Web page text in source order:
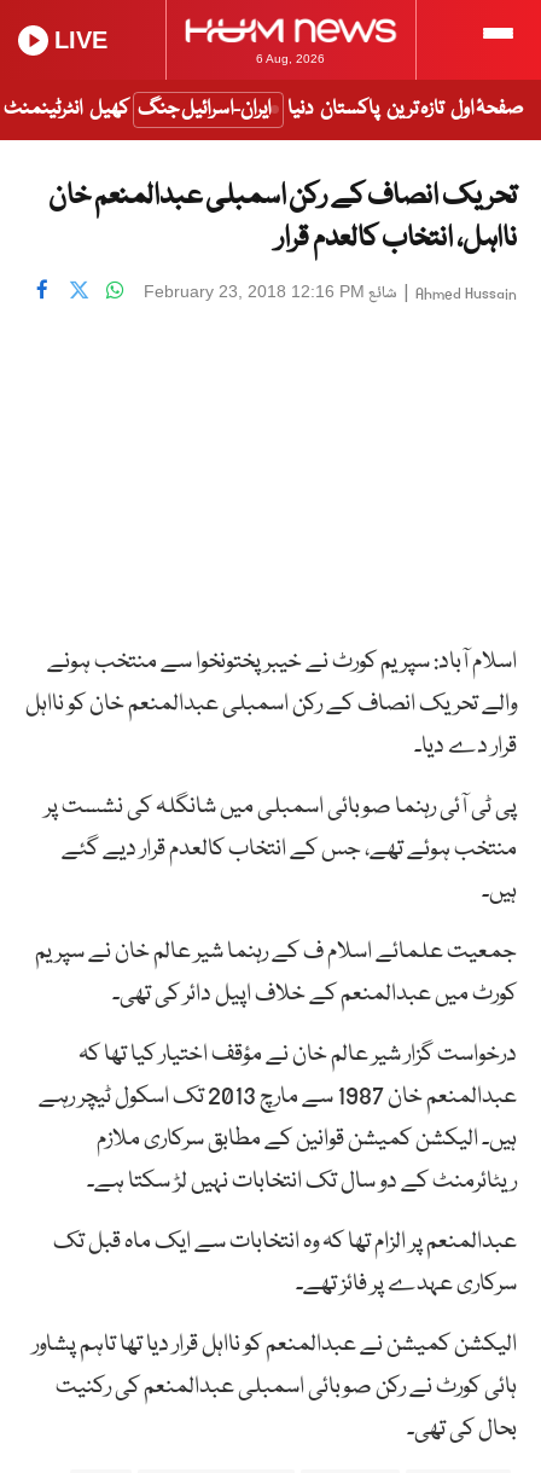
6 Aug, 2026
LIVE
صفحۂ اول تازہ ترین پاکستان دنیا ایران-اسرائیل جنگ کھیل انٹرٹینمنٹ
تحریک انصاف کے رکن اسمبلی عبدالمنعم خان
نااہل، انتخاب کالعدم قرار
Ahmed Hussain
| شائع February 23, 2018 12:16 PM
اسلام آباد: سپریم کورٹ نے خیبرپختونخوا سے منتخب ہونے
والے تحریک انصاف کے رکن اسمبلی عبدالمنعم خان کو نااہل
قرار دے دیا۔
پی ٹی آئی رہنما صوبائی اسمبلی میں شانگلہ کی نشست پر
منتخب ہوئے تھے، جس کے انتخاب کالعدم قرار دیے گئے
ہیں۔
جمعیت علمائے اسلام ف کے رہنما شیر عالم خان نے سپریم
کورٹ میں عبدالمنعم کے خلاف اپیل دائر کی تھی۔
درخواست گزار شیر عالم خان نے مؤقف اختیار کیا تھا کہ
عبدالمنعم خان 1987 سے مارچ 2013 تک اسکول ٹیچر رہے
ہیں۔ الیکشن کمیشن قوانین کے مطابق سرکاری ملازم
ریٹائرمنٹ کے دو سال تک انتخابات نہیں لڑ سکتا ہے۔
عبدالمنعم پر الزام تھا کہ وہ انتخابات سے ایک ماہ قبل تک
سرکاری عہدے پر فائز تھے۔
الیکشن کمیشن نے عبدالمنعم کو نااہل قرار دیا تھا تاہم پشاور
ہائی کورٹ نے رکن صوبائی اسمبلی عبدالمنعم کی رکنیت
بحال کی تھی۔